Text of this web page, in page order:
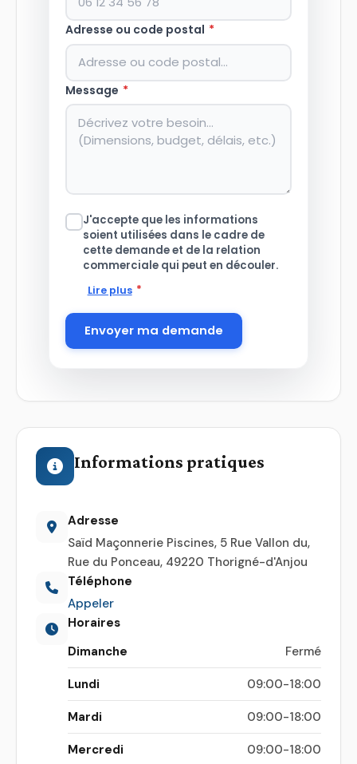
Adresse ou code postal *
Message *
J'accepte que les informations
soient utilisées dans le cadre de
cette demande et de la relation
commerciale qui peut en découler.
Lire plus *
Envoyer ma demande
Informations pratiques
Adresse
Saïd Maçonnerie Piscines, 5 Rue Vallon du,
Rue du Ponceau, 49220 Thorigné-d'Anjou
Téléphone
Appeler
Horaires
Dimanche
Fermé
Lundi 09:00-18:00
Mardi 09:00-18:00
Mercredi 09:00-18:00